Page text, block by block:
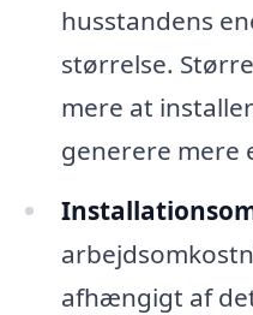
husstandens
størrelse.
mere at
generere mere
afhængigt af